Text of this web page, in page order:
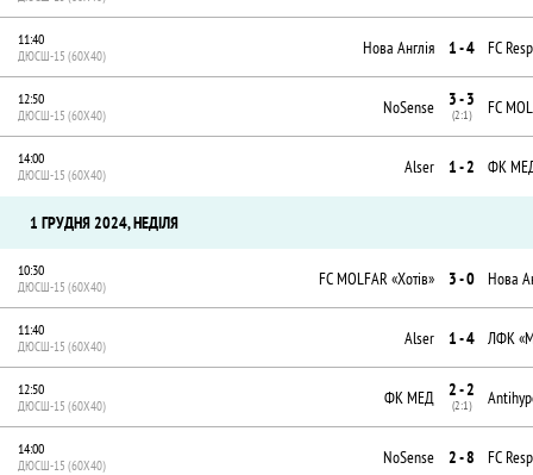
11:40
ДЮСШ-15 (60X40) Нова Англія 1 - 4 FC
12:50
ДЮСШ-15 (60X40) NoSense 3 - 3
(2:1) FC
14:00
ДЮСШ-15 (60X40) Alser 1 - 2 ФК
1 ГРУДНЯ 2024, НЕДІЛЯ
10:30
ДЮСШ-15 (60X40) FC MOLFAR «Хотів» 3 - 0 Нова
11:40
ДЮСШ-15 (60X40) Alser 1 - 4 ЛФК
12:50
ДЮСШ-15 (60X40) ФК МЕД 2 - 2
(2:1)
14:00
ДЮСШ-15 (60X40) NoSense 2 - 8 FC